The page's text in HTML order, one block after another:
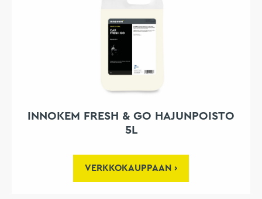
INNOKEM FRESH & GO HAJUNPOISTO
5L
VERKKOKAUPPAAN